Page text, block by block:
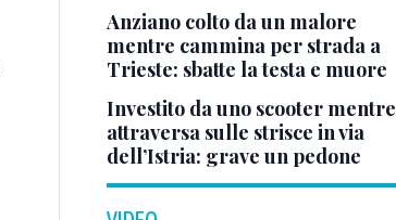
Anziano colto da un malore
mentre cammina per strada a
Trieste: sbatte la testa e muore
Investito da uno scooter mentre
attraversa sulle strisce in via
dell’Istria: grave un pedone